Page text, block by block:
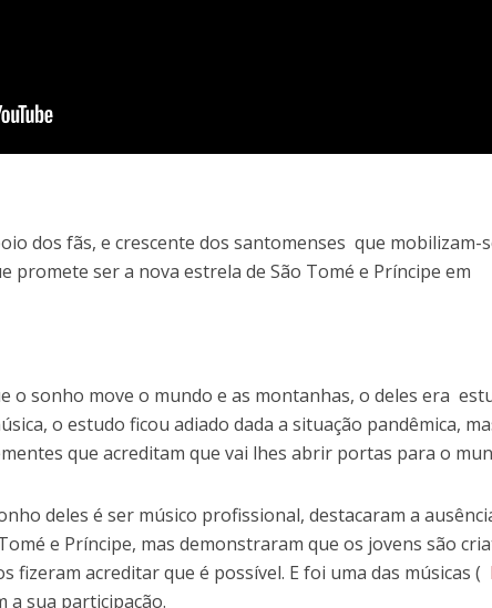
dos fãs, e crescente dos santomenses que mobilizam-
promete ser a nova estrela de São Tomé e Príncipe em
o sonho move o mundo e as montanhas, o deles era
o estudo ficou adiado dada a situação pandêmica,
que acreditam que vai lhes abrir portas para o
deles é ser músico profissional, destacaram a
e Príncipe, mas demonstraram que os jovens são
fizeram acreditar que é possível. E foi uma das músicas (
a sua participação.